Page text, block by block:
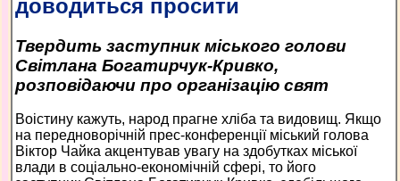
доводиться просити
Твердить заступник міського голови
Світлана Богатирчук-Кривко,
розповідаючи про організацію свят
Воістину кажуть, народ прагне хліба та видовищ. Якщо
на передноворічній прес-конференції міський голова
Віктор Чайка акцентував увагу на здобутках міської
влади в соціально-економічній сфері, то його